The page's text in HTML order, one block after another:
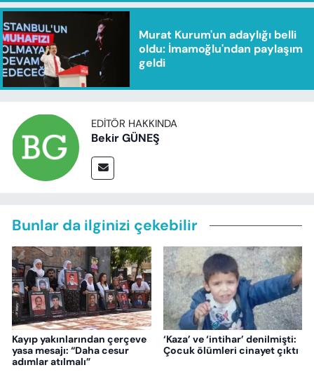
Murat Kurum'un adaylığı belli
oldu: İmamoğlu'ndan paylaşım
geldi
EDITÖR HAKKINDA
Bekir GÜNEŞ
Bunlar da ilginizi çekebilir
Kayıp yakınlarından çerçeve
yasa mesajı: “Daha cesur
adımlar atılmalı”
‘Kaza’ ve ‘intihar’ denilmişti:
Çocuk ölümleri cinayet çıktı